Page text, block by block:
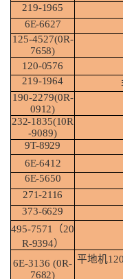
219-1965
6E-6627
125-4527(0R-
7658)
120-0576
219-1964
190-2279(0R-
0912)
232-1835(10R
-9089)
9T-8929
6E-6412
6E-5650
271-2116
373-6629
495-7571（20
R-9394）
6E-3136 (0R-
7682)
平地机